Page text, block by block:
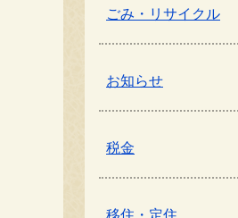
ごみ・リサイクル
お知らせ
税金